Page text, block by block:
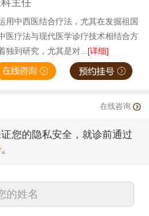
主任
用中西医结合疗法，尤其在发掘祖国
医疗法与现代医学诊疗技术相结合方
独到研究，尤其是对...[详细]
在线咨询
您的隐私安全，就诊前通过
。